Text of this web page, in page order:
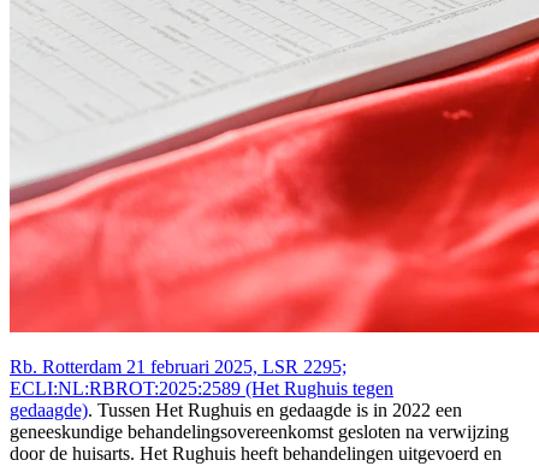
Rb. Rotterdam 21 februari 2025, LSR 2295;
ECLI:NL:RBROT:2025:2589 (Het Rughuis tegen
gedaagde). Tussen Het Rughuis en gedaagde is in 2022 een
geneeskundige behandelingsovereenkomst gesloten na verwijzing
door de huisarts. Het Rughuis heeft behandelingen uitgevoerd en